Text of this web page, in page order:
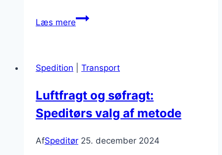
Læs mereSpeditør
Spedition
Transport
Luftfragt og søfragt:
Speditørs valg af metode
AfSpeditør 25. december 2024